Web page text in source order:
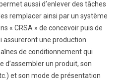
aussi d’enlever des tâches
remplacer ainsi par un système
« CRSA » de concevoir puis de
assureront une production
de conditionnement qui
d’assembler un produit, son
et son mode de présentation